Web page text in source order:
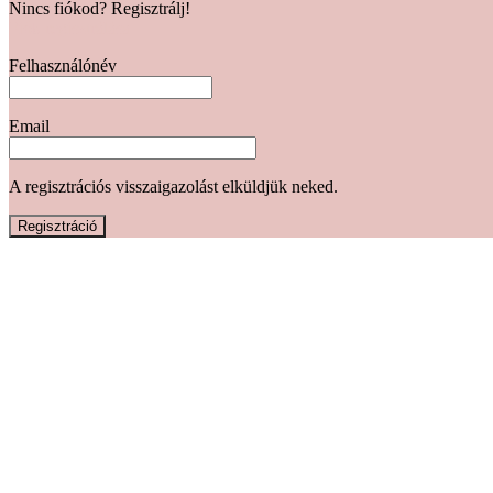
Nincs fiókod? Regisztrálj!
Felhasználónév
Email
A regisztrációs visszaigazolást elküldjük neked.